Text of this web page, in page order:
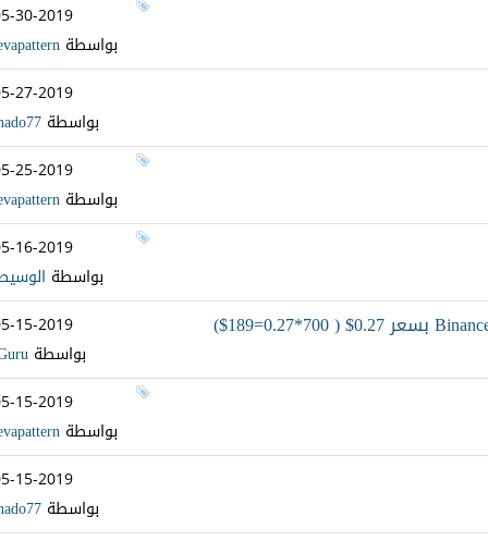
30-2019
بواسطة
27-2019
بواسطة
25-2019
بواسطة
16-2019
بواسطة
15-2019
بواسطة
15-2019
بواسطة
15-2019
بواسطة